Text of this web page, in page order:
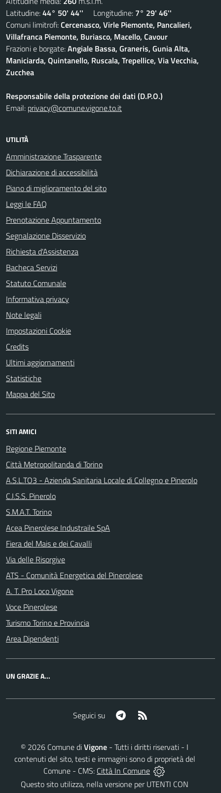
Latitudine:44° 50' 44'' Longitudine: 7° 29' 46''
Comuni limitrofi:Cercenasco, Virle Piemonte, Pancalieri,
Villafranca Piemonte, Buriasco, Macello, Cavour
Frazioni e borgate:Angiale Bassa, Graneris, Gunia Alta,
Maniciarda, Quintanello, Ruscala, Trepellice, Via Vecchia,
Zucchea
Responsabile della protezione dei dati (D.P.O.)
Email: privacy@comune.vigone.to.it
UTILITÀ
Amministrazione Trasparente
Dichiarazione di accessibilità
Piano di miglioramento del sito
Leggi le FAQ
Prenotazione Appuntamento
Segnalazione Disservizio
Richiesta d'Assistenza
Bacheca Servizi
Statuto Comunale
Informativa privacy
Note legali
Impostazioni Cookie
Credits
Ultimi aggiornamenti
Statistiche
Mappa del Sito
SITI AMICI
Regione Piemonte
Città Metropolitanda di Torino
A.S.L.TO3 - Azienda Sanitaria Locale di Collegno e Pinerolo
C.I.S.S. Pinerolo
S.M.A.T. Torino
Acea Pinerolese Industraile SpA
Fiera del Mais e dei Cavalli
Via delle Risorgive
ATS - Comunità Energetica del Pinerolese
A. T. Pro Loco Vigone
Voce Pinerolese
Turismo Torino e Provincia
Area Dipendenti
UN GRAZIE A...
Seguici su Telegram
© 2026 Comune diVigone - Tutti i diritti riservati - I
contenuti del sito, testi e immagini sono di proprietà del
Comune - CMS: Città In Comune
Questo sito utilizza, nella versione per UTENTI CON